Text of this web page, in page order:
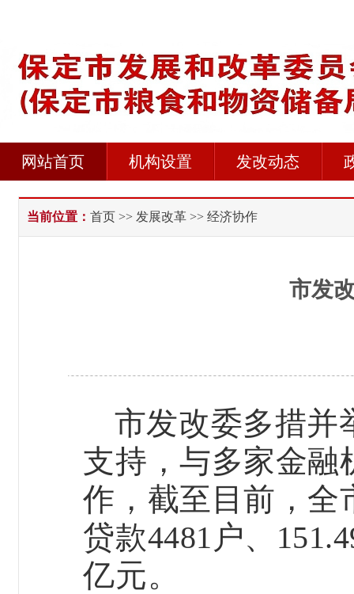
网站首页 机构设置 发改动态
当前位置： 首页 >> 发展改革 >> 经济协作
市发
市发改委多措并
支持，与多家金融
作，截至目前，全
贷款4481 户、
亿元。